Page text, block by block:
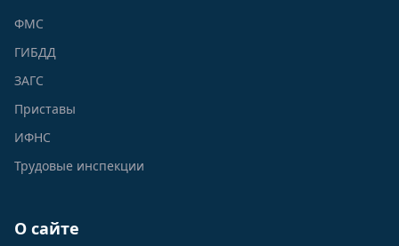
ФМС
ГИБДД
ЗАГС
Приставы
ИФНС
Трудовые инспекции
О сайте